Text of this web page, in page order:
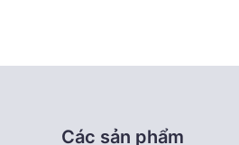
Các sản phẩm